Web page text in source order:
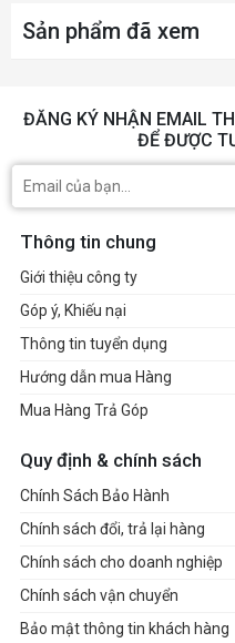
Sản phẩm đã xem
ĐĂNG KÝ NHẬN EMAIL
ĐỂ ĐƯỢC
Thông tin chung
Giới thiệu công ty
Góp ý, Khiếu nại
Thông tin tuyển dụng
Hướng dẫn mua Hàng
Mua Hàng Trả Góp
Quy định & chính sách
Chính Sách Bảo Hành
Chính sách đổi, trả lại hàng
Chính sách cho doanh nghiệp
Chính sách vận chuyển
Bảo mật thông tin khách hàng